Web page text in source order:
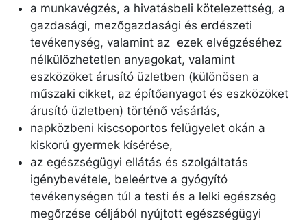
a munkavégzés, a hivatásbeli kötelezettség, a
gazdasági, mezőgazdasági és erdészeti
tevékenység, valamint az ezek elvégzéséhez
nélkülözhetetlen anyagokat, valamint
eszközöket árusító üzletben (különösen a
műszaki cikket, az építőanyagot és eszközöket
árusító üzletben) történő vásárlás,
napközbeni kiscsoportos felügyelet okán a
kiskorú gyermek kísérése,
az egészségügyi ellátás és szolgáltatás
igénybevétele, beleértve a gyógyító
tevékenységen túl a testi és a lelki egészség
megőrzése céljából nyújtott egészségügyi